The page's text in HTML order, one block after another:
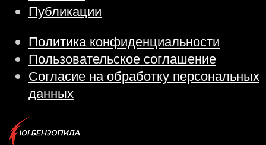
Публикации
Политика конфиденциальности
Пользовательское соглашение
Согласие на обработку персональных
данных